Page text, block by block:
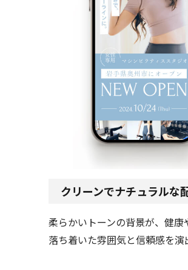
クリーンでナチュラルな
柔らかいトーンの背景が、健康
落ち着いた雰囲気と信頼感を演